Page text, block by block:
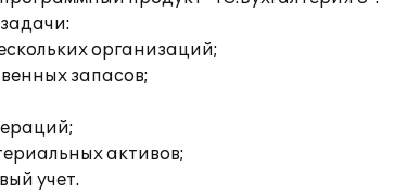
организаций;
запасов;
активов;
учет.